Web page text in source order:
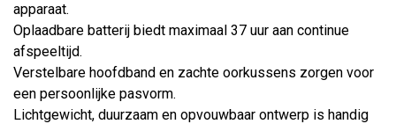
apparaat.
Oplaadbare batterij biedt maximaal 37 uur aan continue
afspeeltijd.
Verstelbare hoofdband en zachte oorkussens zorgen voor
een persoonlijke pasvorm.
Lichtgewicht, duurzaam en opvouwbaar ontwerp is handig